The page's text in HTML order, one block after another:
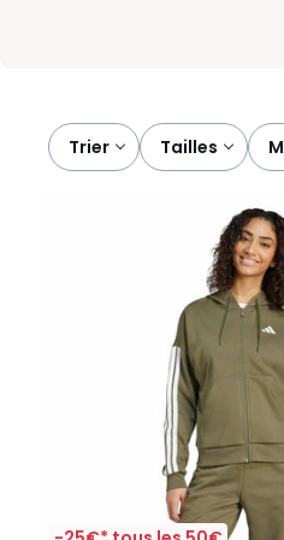
Trier tailles